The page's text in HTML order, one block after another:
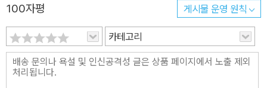
100자평 게시물 운영 원칙
카테고리